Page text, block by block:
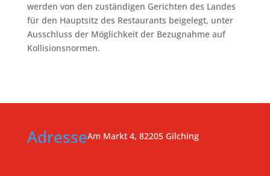
werden von den zuständigen Gerichten des Landes
für den Hauptsitz des Restaurants beigelegt, unter
Ausschluss der Möglichkeit der Bezugnahme auf
Kollisionsnormen.
AdresseAm Markt 4, 82205 Gilching